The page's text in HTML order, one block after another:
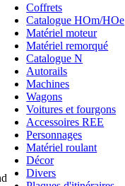
Coffrets
Catalogue HOm/HOe
Matériel moteur
Matériel remorqué
Catalogue N
Autorails
Machines
Wagons
Voitures et fourgons
Accessoires REE
Personnages
Matériel roulant
Décor
Divers